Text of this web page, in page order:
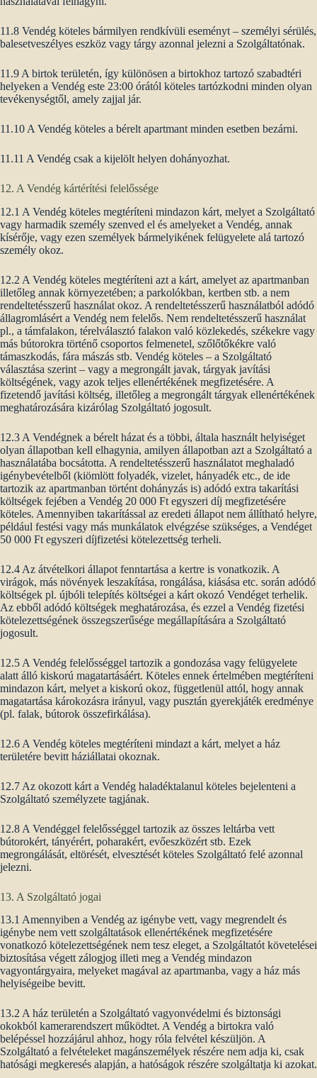
11.8 Vendég köteles bármilyen rendkívüli eseményt – személyi sérülés,
balesetveszélyes eszköz vagy tárgy azonnal jelezni a Szolgáltatónak.
11.9 A birtok területén, így különösen a birtokhoz tartozó szabadtéri
helyeken a Vendég este 23:00 órától köteles tartózkodni minden olyan
tevékenységtől, amely zajjal jár.
11.10 A Vendég köteles a bérelt apartmant minden esetben bezárni.
11.11 A Vendég csak a kijelölt helyen dohányozhat.
12. A Vendég kártérítési felelőssége
12.1 A Vendég köteles megtéríteni mindazon kárt, melyet a Szolgáltató
vagy harmadik személy szenved el és amelyeket a Vendég, annak
kísérője, vagy ezen személyek bármelyikének felügyelete alá tartozó
személy okoz.
12.2 A Vendég köteles megtéríteni azt a kárt, amelyet az apartmanban
illetőleg annak környezetében; a parkolókban, kertben stb. a nem
rendeltetésszerű használat okoz. A rendeltetésszerű használatból adódó
állagromlásért a Vendég nem felelős. Nem rendeltetésszerű használat
pl., a támfalakon, térelválasztó falakon való közlekedés, székekre vagy
más bútorokra történő csoportos felmenetel, szőlőtőkékre való
támaszkodás, fára mászás stb. Vendég köteles – a Szolgáltató
választása szerint – vagy a megrongált javak, tárgyak javítási
költségének, vagy azok teljes ellenértékének megfizetésére. A
fizetendő javítási költség, illetőleg a megrongált tárgyak ellenértékének
meghatározására kizárólag Szolgáltató jogosult.
12.3 A Vendégnek a bérelt házat és a többi, általa használt helyiséget
olyan állapotban kell elhagynia, amilyen állapotban azt a Szolgáltató a
használatába bocsátotta. A rendeltetésszerű használatot meghaladó
igénybevételből (kiömlött folyadék, vizelet, hányadék etc., de ide
tartozik az apartmanban történt dohányzás is) adódó extra takarítási
költségek fejében a Vendég 20 000 Ft egyszeri díj megfizetésére
köteles. Amennyiben takarítással az eredeti állapot nem állítható helyre,
például festési vagy más munkálatok elvégzése szükséges, a Vendéget
50 000 Ft egyszeri díjfizetési kötelezettség terheli.
12.4 Az átvételkori állapot fenntartása a kertre is vonatkozik. A
virágok, más növények leszakítása, rongálása, kiásása etc. során adódó
költségek pl. újbóli telepítés költségei a kárt okozó Vendéget terhelik.
Az ebből adódó költségek meghatározása, és ezzel a Vendég fizetési
kötelezettségének összegszerűsége megállapítására a Szolgáltató
jogosult.
12.5 A Vendég felelősséggel tartozik a gondozása vagy felügyelete
alatt álló kiskorú magatartásáért. Köteles ennek értelmében megtéríteni
mindazon kárt, melyet a kiskorú okoz, függetlenül attól, hogy annak
magatartása károkozásra irányul, vagy pusztán gyerekjáték eredménye
(pl. falak, bútorok összefirkálása).
12.6 A Vendég köteles megtéríteni mindazt a kárt, melyet a ház
területére bevitt háziállatai okoznak.
12.7 Az okozott kárt a Vendég haladéktalanul köteles bejelenteni a
Szolgáltató személyzete tagjának.
12.8 A Vendéggel felelősséggel tartozik az összes leltárba vett
bútorokért, tányérért, poharakért, evőeszközért stb. Ezek
megrongálását, eltörését, elvesztését köteles Szolgáltató felé azonnal
jelezni.
13. A Szolgáltató jogai
13.1 Amennyiben a Vendég az igénybe vett, vagy megrendelt és
igénybe nem vett szolgáltatások ellenértékének megfizetésére
vonatkozó kötelezettségének nem tesz eleget, a Szolgáltatót követelései
biztosítása végett zálogjog illeti meg a Vendég mindazon
vagyontárgyaira, melyeket magával az apartmanba, vagy a ház más
helyiségeibe bevitt.
13.2 A ház területén a Szolgáltató vagyonvédelmi és biztonsági
okokból kamerarendszert működtet. A Vendég a birtokra való
belépéssel hozzájárul ahhoz, hogy róla felvétel készüljön. A
Szolgáltató a felvételeket magánszemélyek részére nem adja ki, csak
hatósági megkeresés alapján, a hatóságok részére szolgáltatja ki azokat.